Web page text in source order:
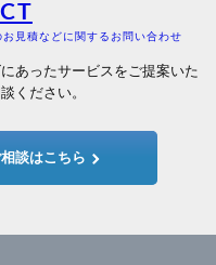
見積などに関するお問い合わせ
あったサービスをご提案いた
ください。
談はこちら